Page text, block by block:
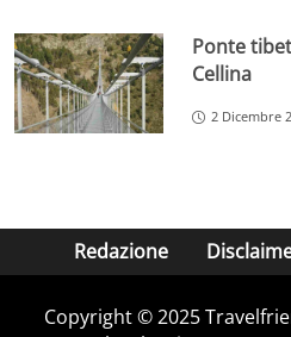
Ponte
Cellina
2 Dicembre
Redazione
Copyright © 2025